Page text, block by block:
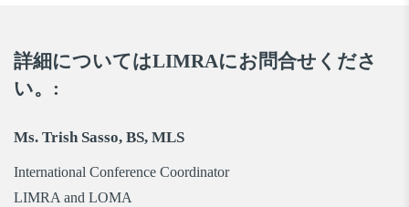
詳細についてはLIMRAにお問合せくださ
い。:
Ms. Trish Sasso, BS, MLS
International Conference Coordinator
LIMRA and LOMA